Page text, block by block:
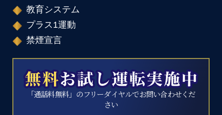
教育システム
プラス1運動
禁煙宣言
「通話料無料」のフリーダイヤルでお問い合わせくだ
さい